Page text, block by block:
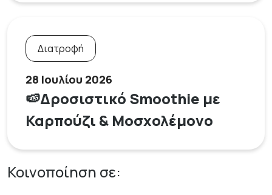
Διατροφή
28 Ιουλίου 2026
🍉Δροσιστικό Smoothie με
Καρπούζι & Μοσχολέμονο
Κοινοποίηση σε: